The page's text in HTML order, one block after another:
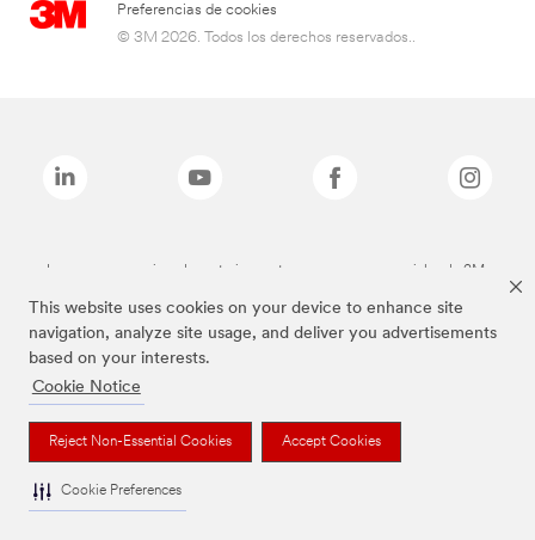
This website uses cookies on your device to enhance site
navigation, analyze site usage, and deliver you advertisements
based on your interests.
Cookie Notice
Reject Non-Essential Cookies Accept Cookies
Cookie Preferences
Preferencias de cookies
© 3M 2026. Todos los derechos reservados..
Las marcas mencionadas anteriormente son marcas comerciales de 3M.